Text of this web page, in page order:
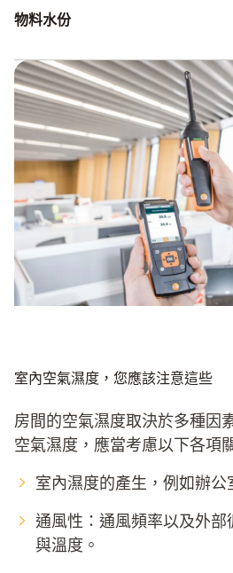
義。 德圖濕度資料記錄器是長期
錄。
物料水份
在控制储存和干燥条件方面，
用。 它藉助薄型高效刺入式探針，
地測量建築材料和木材的濕度。
度。 這樣，當濕度水平過高時，
原因。
室內空氣濕度，您應該注意這些
房間的空氣濕度取決於多種因
空氣濕度，應當考慮以下各項
室內濕度的產生，例如辦公
通風性：通風頻率以及外部
與溫度。